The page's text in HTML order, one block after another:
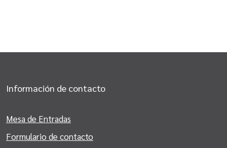
Información de contacto
Mesa de Entradas
Formulario de contacto